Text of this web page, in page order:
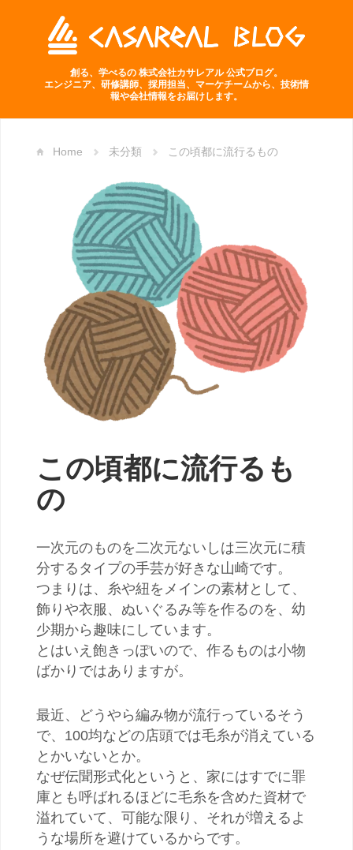
創る、学べるの 株式会社カサレアル 公式ブログ。
エンジニア、研修講師、採用担当、マーケチームから、技術情
報や会社情報をお届けします。
Home 未分類 この頃都に流行るもの
この頃都に流行るも
の
一次元のものを二次元ないしは三次元に積
分するタイプの手芸が好きな山崎です。
つまりは、糸や紐をメインの素材として、
飾りや衣服、ぬいぐるみ等を作るのを、幼
少期から趣味にしています。
とはいえ飽きっぽいので、作るものは小物
ばかりではありますが。
最近、どうやら編み物が流行っているそう
で、100均などの店頭では毛糸が消えている
とかいないとか。
なぜ伝聞形式化というと、家にはすでに罪
庫とも呼ばれるほどに毛糸を含めた資材で
溢れていて、可能な限り、それが増えるよ
うな場所を避けているからです。